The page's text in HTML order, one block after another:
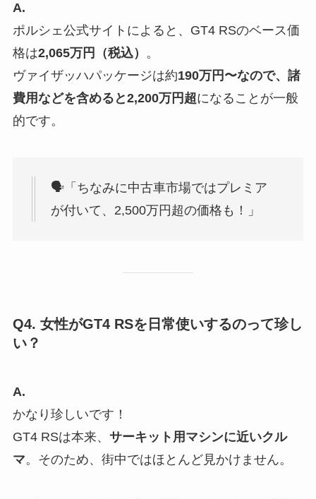
A.
ポルシェ公式サイトによると、GT4 RSのベース価
格は2,065万円（税込） 。
ヴァイザッハパッケージは約190万円〜なので、諸
費用などを含めると2,200万円超になることが一般
的です。
🗣「ちなみに中古車市場ではプレミア
が付いて、2,500万円超の価格も！」
Q4. 女性がGT4 RSを日常使いするのって珍し
い？
A.
かなり珍しいです！
GT4 RSは本来、 サーキット用マシンに近いクル
マ。そのため、街中ではほとんど見かけません。